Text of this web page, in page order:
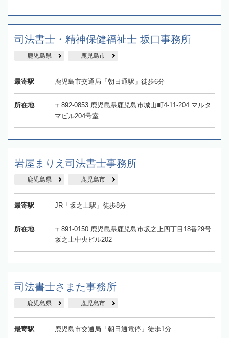
司法書士・精神保健福祉士 坂口事務所
鹿児島県 鹿児島市
最寄駅 鹿児島市交通局「朝日通駅」徒歩6分
所在地
〒892-0853 鹿児島県鹿児島市城山町4-11-204 マルタ
マビル204号室
岩屋まりえ司法書士事務所
鹿児島県 鹿児島市
最寄駅 JR「坂之上駅」徒歩8分
所在地
〒891-0150 鹿児島県鹿児島市坂之上四丁目18番29号
坂之上中央ビル202
司法書士さまた事務所
鹿児島県 鹿児島市
最寄駅 鹿児島市交通局「朝日通電停」徒歩1分